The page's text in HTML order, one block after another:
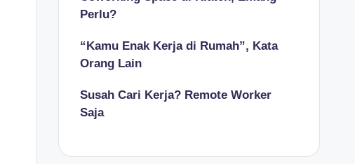
Perlu?
“Kamu Enak Kerja di Rumah”, Kata
Orang Lain
Susah Cari Kerja? Remote Worker
Saja